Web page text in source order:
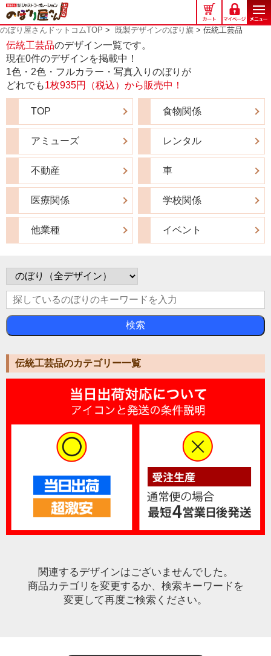
の
ぼ
り
屋
さ
ん
ド
ッ
コ
のぼり屋さんドットコムTOP > 既製デザインのぼり旗 > 伝統工芸品
伝統工芸品のデザイン一覧です。
現在0件のデザインを掲載中！
1色・2色・フルカラー・写真入りのぼりが
どれでも1枚935円（税込）から販売中！
TOP
アミューズ
不動産
医療関係
他業種
食物関係
レンタル
車
学校関係
イベント
検索
伝統工芸品のカテゴリー一覧
関連するデザインはございませんでした。
商品カテゴリを変更するか、検索キーワードを
変更して再度ご検索ください。